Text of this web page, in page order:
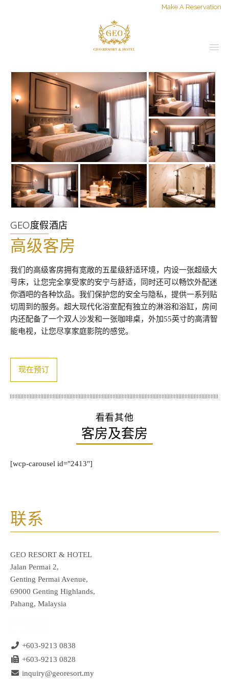
Make A Reservation
GEO度假酒店
高级客房
我们的高级客房拥有宽敞的五星级舒适环境，内设一张超级大
号床，让您完全享受家的安宁与舒适，同时还可以畅饮外配迷
你酒吧的各种饮品。我们保护您的安全与隐私，提供一系列贴
切周到的服务。超大现代化浴室配有独立的淋浴和浴缸，房间
内还配备了一个双人沙发和一张咖啡桌，外加55英寸的高清智
能电视，让您尽享家庭影院的感觉。
现在预订
看看其他
客房及套房
[wcp-carousel id="2413"]
联系
GEO RESORT & HOTEL
Jalan Permai 2,
Genting Permai Avenue,
69000 Genting Highlands,
Pahang, Malaysia
+603-9213 0838
+603-9213 0828
inquiry@georesort.my